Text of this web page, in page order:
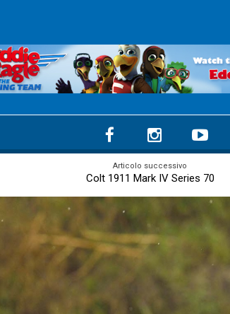
Articolo successivo
Colt 1911 Mark IV Series 70